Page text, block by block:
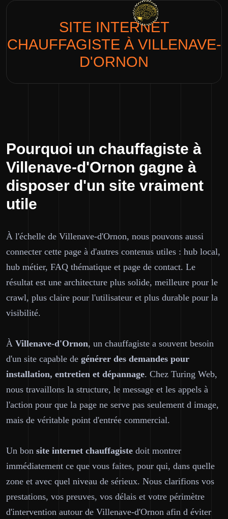
SITE INTERNET
CHAUFFAGISTE À VILLENAVE-
D'ORNON
Pourquoi un chauffagiste à
Villenave-d'Ornon gagne à
disposer d'un site vraiment
utile
À l'échelle de Villenave-d'Ornon, nous pouvons aussi
connecter cette page à d'autres contenus utiles : hub local,
hub métier, FAQ thématique et page de contact. Le
résultat est une architecture plus solide, meilleure pour le
crawl, plus claire pour l'utilisateur et plus durable pour la
visibilité.
À Villenave-d'Ornon, un chauffagiste a souvent besoin
d'un site capable de générer des demandes pour
installation, entretien et dépannage. Chez Turing Web,
nous travaillons la structure, le message et les appels à
l'action pour que la page ne serve pas seulement d image,
mais de véritable point d'entrée commercial.
Un bon site internet chauffagiste doit montrer
immédiatement ce que vous faites, pour qui, dans quelle
zone et avec quel niveau de sérieux. Nous clarifions vos
prestations, vos preuves, vos délais et votre périmètre
d'intervention autour de Villenave-d'Ornon afin d éviter